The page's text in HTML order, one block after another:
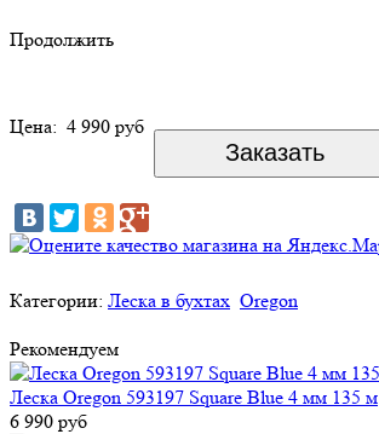
Продолжить
Цена: 4 990 руб
Категории: Леска в бухтах Oregon
Рекомендуем
Леска Oregon 593197 Square Blue 4 мм 135 м
6 990 руб